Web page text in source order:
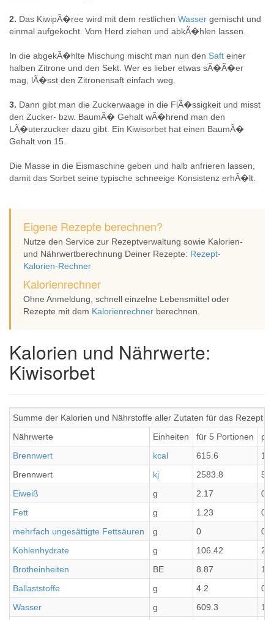
2. Das KiwipÃ�ree wird mit dem restlichen Wasser gemischt und
einmal aufgekocht. Vom Herd ziehen und abkÃ�hlen lassen.
In die abgekÃ�hlte Mischung mischt man nun den Saft einer
halben Zitrone und den Sekt. Wer es lieber etwas sÃ�Ã�er
mag, lÃ�sst den Zitronensaft einfach weg.
3. Dann gibt man die Zuckerwaage in die FlÃ�ssigkeit und misst
den Zucker- bzw. BaumÃ� Gehalt wÃ�hrend man den
LÃ�uterzucker dazu gibt. Ein Kiwisorbet hat einen BaumÃ�
Gehalt von 15.
Die Masse in die Eismaschine geben und halb anfrieren lassen,
damit das Sorbet seine typische schneeige Konsistenz erhÃ�lt.
Eigene Rezepte berechnen?
Nutze den Service zur Rezeptverwaltung sowie Kalorien-
und Nährwertberechnung Deiner Rezepte: Rezept-
Kalorien-Rechner
Kalorienrechner
Ohne Anmeldung, schnell einzelne Lebensmittel oder
Rezepte mit dem Kalorienrechner berechnen.
Kalorien und Nährwerte:
Kiwisorbet
Summe der Kalorien und Nährstoffe aller Zutaten für das Rezept
Nährwerte
Einheiten für 5 Portionen
Brennwert
kcal 615.6
Brennwert
kj 2583.8
Eiweiß
g 2.17
Fett
g 1.23
mehrfach ungesättigte Fettsäuren
g 0
0
Kohlenhydrate
g 106.42
Brotheinheiten
BE 8.87
Ballaststoffe
g 4.2
Wasser
g 609.3